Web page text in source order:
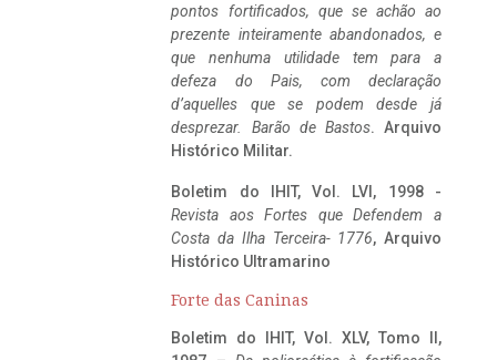
pontos fortificados, que se achão ao
prezente inteiramente abandonados, e
que nenhuma utilidade tem para a
defeza do Pais, com declaração
d’aquelles que se podem desde já
desprezar. Barão de Bastos. Arquivo
Histórico Militar.
Boletim do IHIT, Vol. LVI, 1998 -
Revista aos Fortes que Defendem a
Costa da Ilha Terceira- 1776, Arquivo
Histórico Ultramarino
Forte das Caninas
Boletim do IHIT, Vol. XLV, Tomo II,